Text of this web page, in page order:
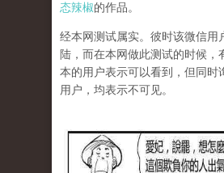
态辣椒的作品。
经本网测试属实。彼时该微信用
陆，而在本网做此测试的时候，
本的用户表示可以看到，但同时
用户，均表示不可见。